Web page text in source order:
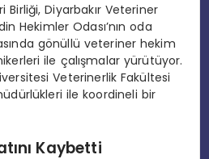
Birliği, Diyarbakır Veteriner
Hekimler Odası’nın oda
gönüllü veteriner hekim
ile çalışmalar yürütüyor.
Veterinerlik Fakültesi
ile koordineli bir
Kaybetti